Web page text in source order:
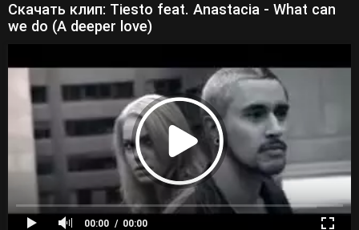
Скачать клип: Tiesto feat. Anastacia - What can
we do (A deeper love)
00:00 00:00